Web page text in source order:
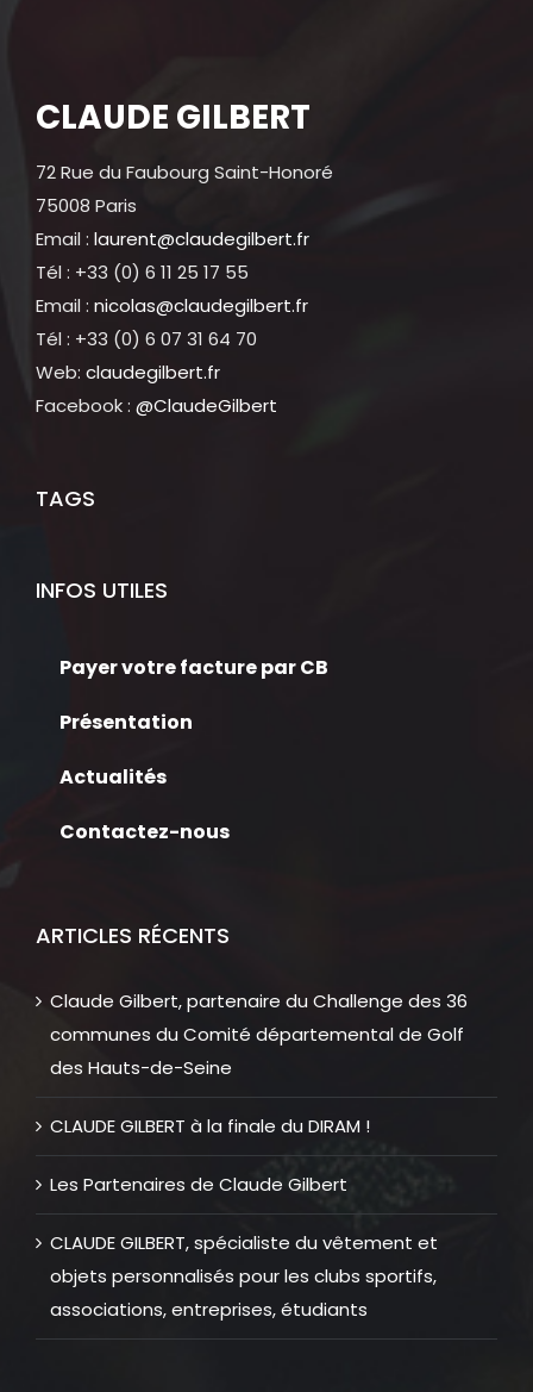
CLAUDE GILBERT
72 Rue du Faubourg Saint-Honoré
75008 Paris
Email : laurent@claudegilbert.fr
Tél : +33 (0) 6 11 25 17 55
Email : nicolas@claudegilbert.fr
Tél : +33 (0) 6 07 31 64 70
Web: claudegilbert.fr
Facebook : @ClaudeGilbert
TAGS
INFOS UTILES
Payer votre facture par CB
Présentation
Actualités
Contactez-nous
ARTICLES RÉCENTS
Claude Gilbert, partenaire du Challenge des 36
communes du Comité départemental de Golf
des Hauts-de-Seine
CLAUDE GILBERT à la finale du DIRAM !
Les Partenaires de Claude Gilbert
CLAUDE GILBERT, spécialiste du vêtement et
objets personnalisés pour les clubs sportifs,
associations, entreprises, étudiants